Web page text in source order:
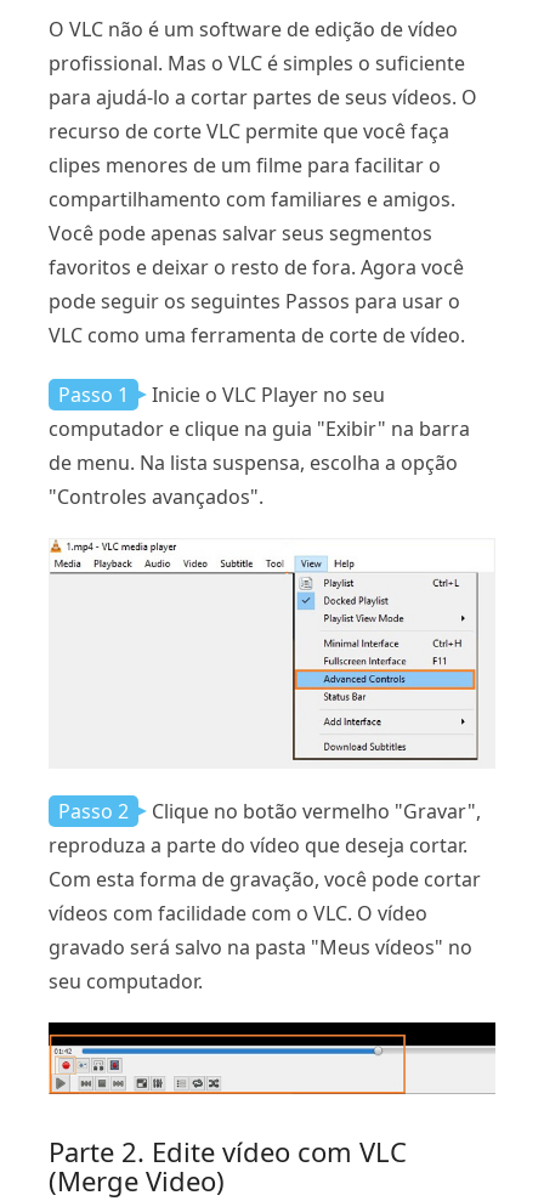
O VLC não é um software de edição de vídeo
profissional. Mas o VLC é simples o suficiente
para ajudá-lo a cortar partes de seus vídeos. O
recurso de corte VLC permite que você faça
clipes menores de um filme para facilitar o
compartilhamento com familiares e amigos.
Você pode apenas salvar seus segmentos
favoritos e deixar o resto de fora. Agora você
pode seguir os seguintes Passos para usar o
VLC como uma ferramenta de corte de vídeo.
Passo 1
Inicie o VLC Player no seu
computador e clique na guia "Exibir" na barra
de menu. Na lista suspensa, escolha a opção
"Controles avançados".
Passo 2
Clique no botão vermelho "Gravar",
reproduza a parte do vídeo que deseja cortar.
Com esta forma de gravação, você pode cortar
vídeos com facilidade com o VLC. O vídeo
gravado será salvo na pasta "Meus vídeos" no
seu computador.
Parte 2. Edite vídeo com VLC
(Merge Video)